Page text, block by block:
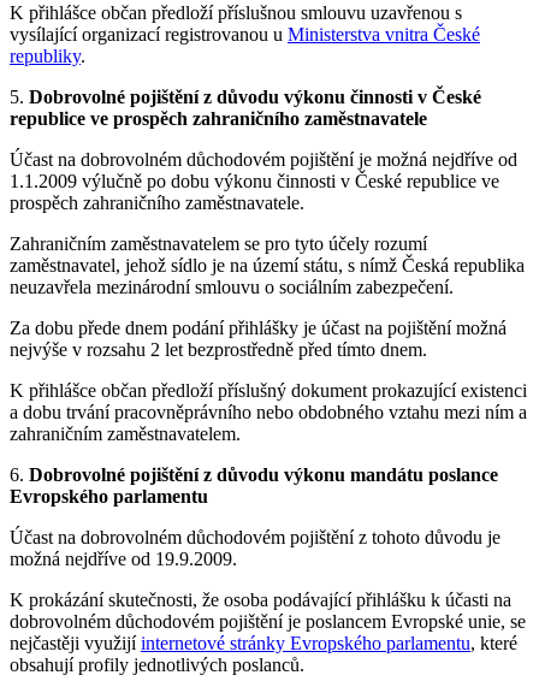
K přihlášce občan předloží příslušnou smlouvu uzavřenou s
vysílající organizací registrovanou u Ministerstva vnitra České
republiky.
5. Dobrovolné pojištění z důvodu výkonu činnosti v České
republice ve prospěch zahraničního zaměstnavatele
Účast na dobrovolném důchodovém pojištění je možná nejdříve od
1.1.2009 výlučně po dobu výkonu činnosti v České republice ve
prospěch zahraničního zaměstnavatele.
Zahraničním zaměstnavatelem se pro tyto účely rozumí
zaměstnavatel, jehož sídlo je na území státu, s nímž Česká republika
neuzavřela mezinárodní smlouvu o sociálním zabezpečení.
Za dobu přede dnem podání přihlášky je účast na pojištění možná
nejvýše v rozsahu 2 let bezprostředně před tímto dnem.
K přihlášce občan předloží příslušný dokument prokazující existenci
a dobu trvání pracovněprávního nebo obdobného vztahu mezi ním a
zahraničním zaměstnavatelem.
6. Dobrovolné pojištění z důvodu výkonu mandátu poslance
Evropského parlamentu
Účast na dobrovolném důchodovém pojištění z tohoto důvodu je
možná nejdříve od 19.9.2009.
K prokázání skutečnosti, že osoba podávající přihlášku k účasti na
dobrovolném důchodovém pojištění je poslancem Evropské unie, se
nejčastěji využijíinternetové stránky Evropského parlamentu, které
obsahují profily jednotlivých poslanců.